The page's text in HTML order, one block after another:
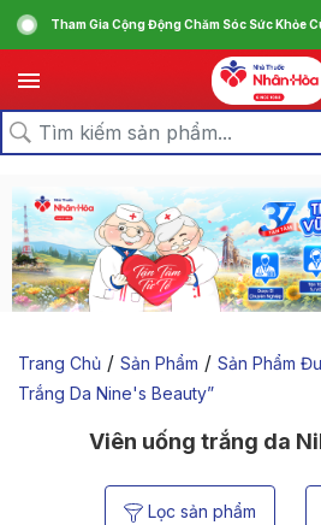
Tham Gia Cộng Động Chăm Sóc Sức Khỏe
Trang Chủ / Sản Phẩm / Sản Phẩm
Trắng Da Nine's Beauty”
Viên uống trắng da
Lọc sản phẩm